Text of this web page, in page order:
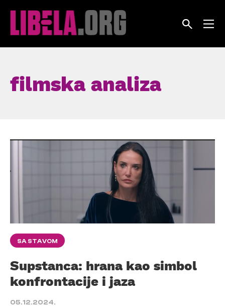
filmska analiza
SA STAVOM
Supstanca: hrana kao simbol
konfrontacije i jaza
05.12.2024.